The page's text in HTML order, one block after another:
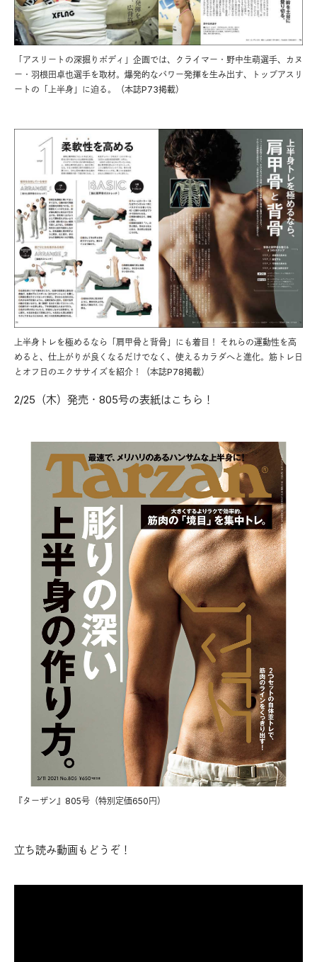
「アスリートの深掘りボディ」企画では、クライマー・野中生萌選手、カヌ
ー・羽根田卓也選手を取材。爆発的なパワー発揮を生み出す、トップアスリ
ートの「上半身」に迫る。（本誌P73掲載）
上半身トレを極めるなら「肩甲骨と背骨」にも着目！ それらの運動性を高
めると、仕上がりが良くなるだけでなく、使えるカラダへと進化。筋トレ日
とオフ日のエクササイズを紹介！（本誌P78掲載）
2/25（木）発売・805号の表紙はこちら！
『ターザン』805号（特別定価650円）
立ち読み動画もどうぞ！